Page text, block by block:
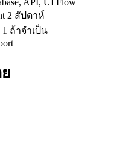
API, UI Flow
2 สัปดาห์
1 ถ้าจำเป็น